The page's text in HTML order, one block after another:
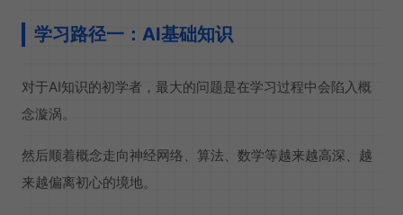
学习路径一：AI基础知识
对于AI知识的初学者，最大的问题是在学习过程中会陷入概
念漩涡。
然后顺着概念走向神经网络、算法、数学等越来越高深、越
来越偏离初心的境地。